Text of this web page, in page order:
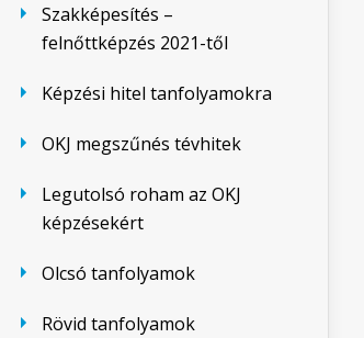
Szakképesítés –
felnőttképzés 2021-től
Képzési hitel tanfolyamokra
OKJ megszűnés tévhitek
Legutolsó roham az OKJ
képzésekért
Olcsó tanfolyamok
Rövid tanfolyamok